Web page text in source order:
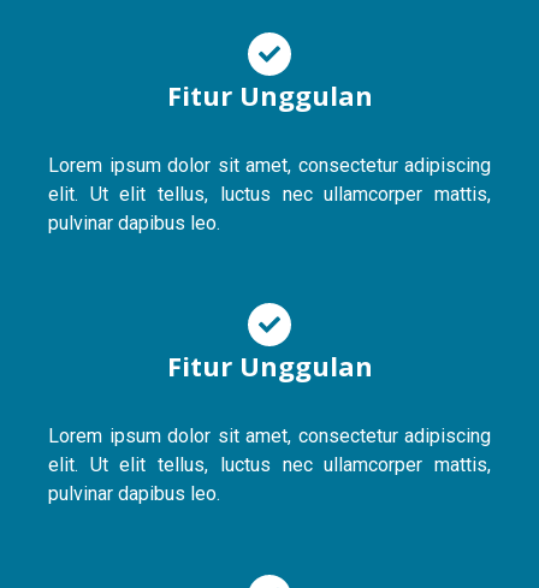
Fitur Unggulan
Lorem ipsum dolor sit amet, consectetur adipiscing
elit. Ut elit tellus, luctus nec ullamcorper mattis,
pulvinar dapibus leo.
Fitur Unggulan
Lorem ipsum dolor sit amet, consectetur adipiscing
elit. Ut elit tellus, luctus nec ullamcorper mattis,
pulvinar dapibus leo.